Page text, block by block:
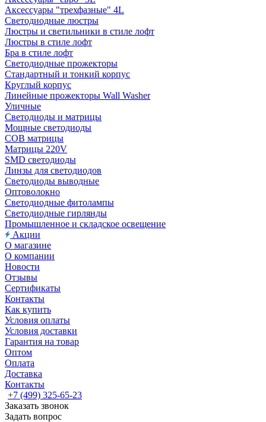
Аксессуары "трехфазные" 4L
Светодиодные люстры
Люстры и светильники в стиле лофт
Люстры в стиле лофт
Бра в стиле лофт
Светодиодные прожекторы
Стандартный и тонкий корпус
Круглый корпус
Линейные прожекторы Wall Washer
Уличные
Светодиоды и матрицы
Мощные светодиоды
COB матрицы
Матрицы 220V
SMD светодиоды
Линзы для светодиодов
Светодиоды выводные
Оптоволокно
Светодиодные фитолампы
Светодиодные гирлянды
Промышленное и складское освещение
Акции
О магазине
О компании
Новости
Отзывы
Сертификаты
Контакты
Как купить
Условия оплаты
Условия доставки
Гарантия на товар
Оптом
Оплата
Доставка
Контакты
+7 (499) 325-65-23
Заказать звонок
Задать вопрос